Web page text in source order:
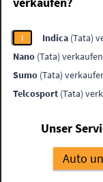
I Indica (Tata)
Nano (Tata) verkaufen
Sumo (Tata)
Telcosport (Tata)
Unser
Auto